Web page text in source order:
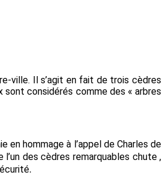
ville. Il s’agit en fait de trois cèdres
sontconsidérés comme des « arbres
en hommage à l’appel de Charles de
l’un des cèdres remarquables chute ,
.